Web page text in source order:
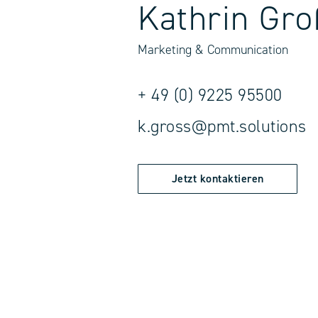
Kathrin
Marketing & Communication
+ 49 (0) 9225 95500
k.gross@pmt.solutions
Jetzt kontaktieren